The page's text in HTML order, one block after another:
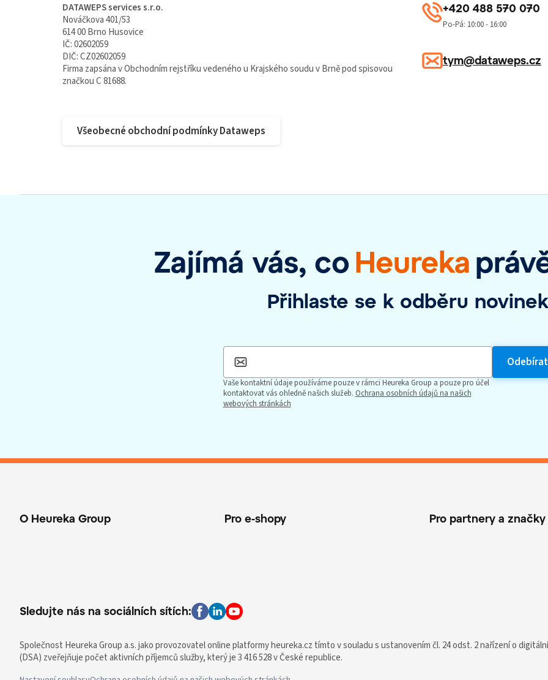
DATAWEPS services s.r.o.
Nováčkova 401/53
614 00 Brno Husovice
IČ: 02602059
DIČ: CZ02602059
Firma zapsána v Obchodním rejstříku vedeného u Krajského soudu v Brně pod spisovou
značkou C 81688.
Všeobecné obchodní podmínky Dataweps
+420 488 570 070
Po-Pá: 10:00 - 16:00
tym@dataweps.cz
Zajímá vás, co Heureka
Přihlaste se k odběru
Vaše kontaktní údaje používáme pouze v rámci Heureka Group a pouze pro účel
kontaktovat vás ohledně našich služeb. Ochrana osobních údajů na našich
webových stránkách
O Heureka Group Pro e-shopy Pro partnery a značky
Sledujte nás na sociálních sítích:
Společnost Heureka Group a.s. jako provozovatel online platformy heureka.cz tímto v souladu s ustanovením čl. 24 odst. 2 nařízení o
(DSA) zveřejňuje počet aktivních příjemců služby, který je 3 416 528 v České republice.